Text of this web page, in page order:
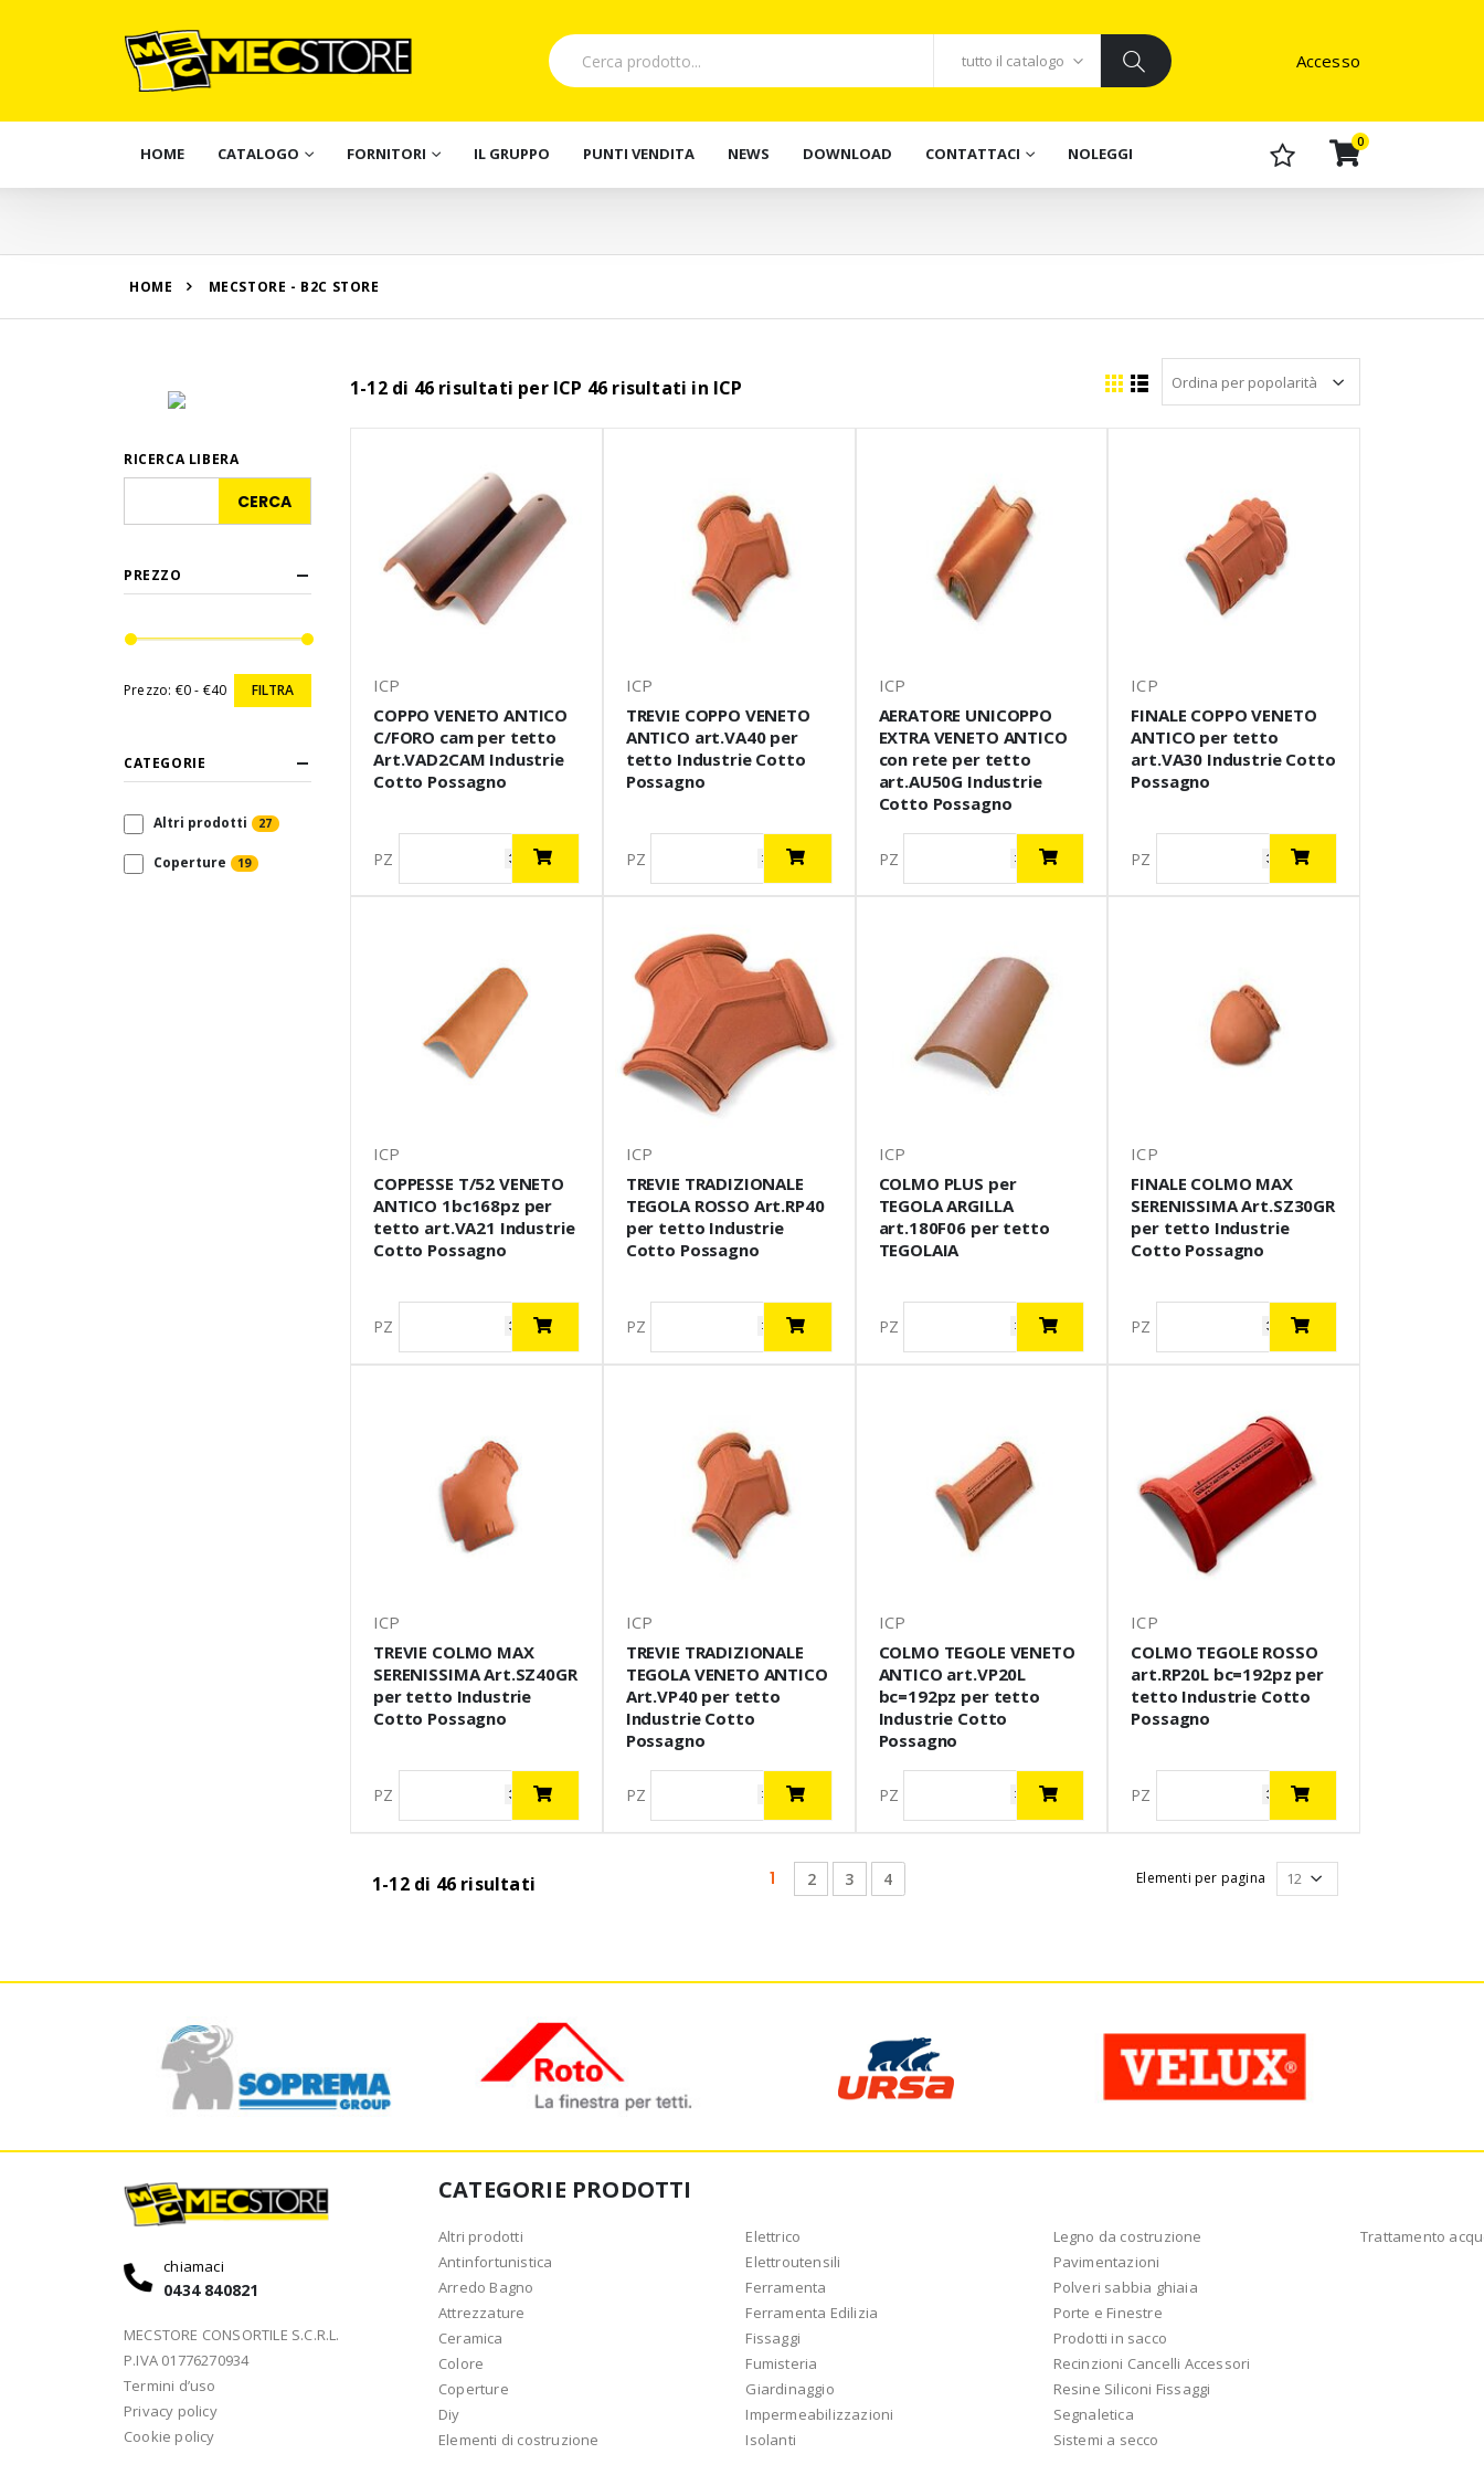
Accesso
HOME CATALOGO FORNITORI IL GRUPPO PUNTI VENDITA NEWS DOWNLOAD CONTATTACI NOLEGGI
0
HOME MECSTORE - B2C STORE
1-12 di 46 risultati per ICP 46 risultati in ICP
ICP
COPPO VENETO ANTICO
C/FORO cam per tetto
Art.VAD2CAM Industrie
Cotto Possagno
PZ
ICP
TREVIE COPPO VENETO
ANTICO art.VA40 per
tetto Industrie Cotto
Possagno
PZ
ICP
AERATORE UNICOPPO
EXTRA VENETO ANTICO
con rete per tetto
art.AU50G Industrie
Cotto Possagno
PZ
ICP
FINALE COPPO VENETO
ANTICO per tetto
art.VA30 Industrie Cotto
Possagno
PZ
ICP
COPPESSE T/52 VENETO
ANTICO 1bc168pz per
tetto art.VA21 Industrie
Cotto Possagno
PZ
ICP
TREVIE TRADIZIONALE
TEGOLA ROSSO Art.RP40
per tetto Industrie
Cotto Possagno
PZ
ICP
COLMO PLUS per
TEGOLA ARGILLA
art.180F06 per tetto
TEGOLAIA
PZ
ICP
FINALE COLMO MAX
SERENISSIMA Art.SZ30GR
per tetto Industrie
Cotto Possagno
PZ
ICP
TREVIE COLMO MAX
SERENISSIMA Art.SZ40GR
per tetto Industrie
Cotto Possagno
PZ
ICP
TREVIE TRADIZIONALE
TEGOLA VENETO ANTICO
Art.VP40 per tetto
Industrie Cotto
Possagno
PZ
ICP
COLMO TEGOLE VENETO
ANTICO art.VP20L
bc=192pz per tetto
Industrie Cotto
Possagno
PZ
ICP
COLMO TEGOLE ROSSO
art.RP20L bc=192pz per
tetto Industrie Cotto
Possagno
PZ
1-12 di 46 risultati 1 (current)
2 3 4 Elementi per pagina
RICERCA LIBERA
PREZZO
Prezzo: €0 - €40 FILTRA
CATEGORIE
Altri prodotti 27
Coperture 19
chiamaci
0434 840821
MECSTORE CONSORTILE S.C.R.L.
P.IVA 01776270934
Termini d’uso
Privacy policy
Cookie policy
CATEGORIE PRODOTTI
Altri prodotti
Antinfortunistica
Arredo Bagno
Attrezzature
Ceramica
Colore
Coperture
Diy
Elementi di costruzione
Elettrico
Elettroutensili
Ferramenta
Ferramenta Edilizia
Fissaggi
Fumisteria
Giardinaggio
Impermeabilizzazioni
Isolanti
Legno da costruzione
Pavimentazioni
Polveri sabbia ghiaia
Porte e Finestre
Prodotti in sacco
Recinzioni Cancelli Accessori
Resine Siliconi Fissaggi
Segnaletica
Sistemi a secco
Trattamento